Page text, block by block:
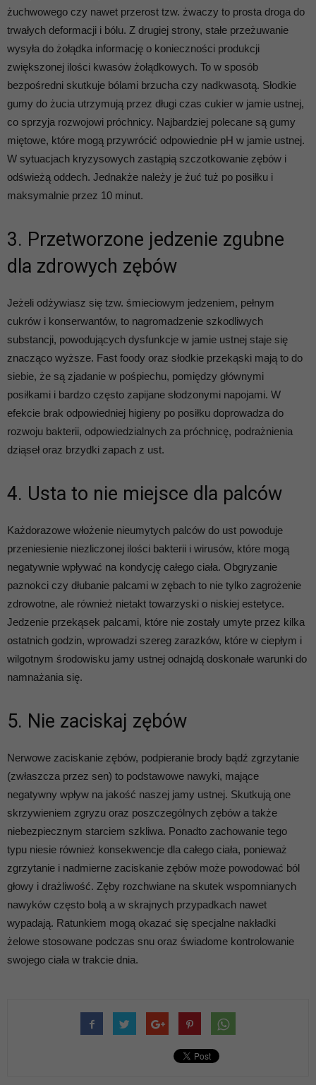
żuchwowego czy nawet przerost tzw. żwaczy to prosta droga do
trwałych deformacji i bólu. Z drugiej strony, stałe przeżuwanie
wysyła do żołądka informację o konieczności produkcji
zwiększonej ilości kwasów żołądkowych. To w sposób
bezpośredni skutkuje bólami brzucha czy nadkwasotą. Słodkie
gumy do żucia utrzymują przez długi czas cukier w jamie ustnej,
co sprzyja rozwojowi próchnicy. Najbardziej polecane są gumy
miętowe, które mogą przywrócić odpowiednie pH w jamie ustnej.
W sytuacjach kryzysowych zastąpią szczotkowanie zębów i
odświeżą oddech. Jednakże należy je żuć tuż po posiłku i
maksymalnie przez 10 minut.
3. Przetworzone jedzenie zgubne
dla zdrowych zębów
Jeżeli odżywiasz się tzw. śmieciowym jedzeniem, pełnym
cukrów i konserwantów, to nagromadzenie szkodliwych
substancji, powodujących dysfunkcje w jamie ustnej staje się
znacząco wyższe. Fast foody oraz słodkie przekąski mają to do
siebie, że są zjadanie w pośpiechu, pomiędzy głównymi
posiłkami i bardzo często zapijane słodzonymi napojami. W
efekcie brak odpowiedniej higieny po posiłku doprowadza do
rozwoju bakterii, odpowiedzialnych za próchnicę, podrażnienia
dziąseł oraz brzydki zapach z ust.
4. Usta to nie miejsce dla palców
Każdorazowe włożenie nieumytych palców do ust powoduje
przeniesienie niezliczonej ilości bakterii i wirusów, które mogą
negatywnie wpływać na kondycję całego ciała. Obgryzanie
paznokci czy dłubanie palcami w zębach to nie tylko zagrożenie
zdrowotne, ale również nietakt towarzyski o niskiej estetyce.
Jedzenie przekąsek palcami, które nie zostały umyte przez kilka
ostatnich godzin, wprowadzi szereg zarazków, które w ciepłym i
wilgotnym środowisku jamy ustnej odnajdą doskonałe warunki do
namnażania się.
5. Nie zaciskaj zębów
Nerwowe zaciskanie zębów, podpieranie brody bądź zgrzytanie
(zwłaszcza przez sen) to podstawowe nawyki, mające
negatywny wpływ na jakość naszej jamy ustnej. Skutkują one
skrzywieniem zgryzu oraz poszczególnych zębów a także
niebezpiecznym starciem szkliwa. Ponadto zachowanie tego
typu niesie również konsekwencje dla całego ciała, ponieważ
zgrzytanie i nadmierne zaciskanie zębów może powodować ból
głowy i drażliwość. Zęby rozchwiane na skutek wspomnianych
nawyków często bolą a w skrajnych przypadkach nawet
wypadają. Ratunkiem mogą okazać się specjalne nakładki
żelowe stosowane podczas snu oraz świadome kontrolowanie
swojego ciała w trakcie dnia.